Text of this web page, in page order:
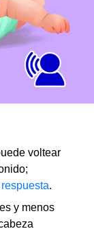
voltear
respuesta.
y menos